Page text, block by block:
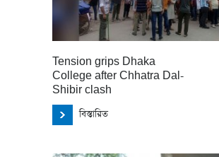
Tension grips Dhaka
College after Chhatra Dal-
Shibir clash
বিস্তারিত